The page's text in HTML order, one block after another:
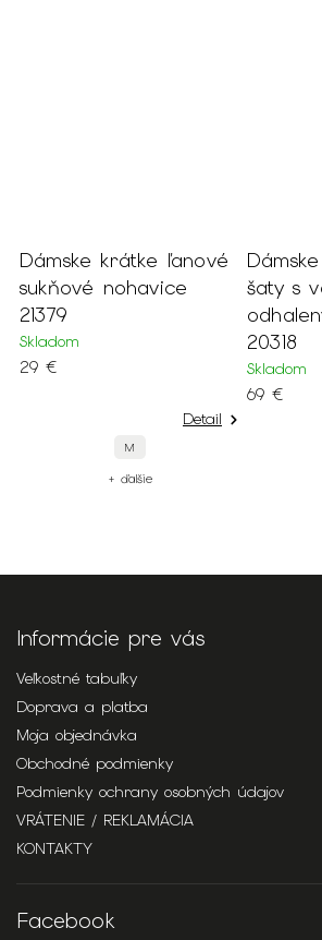
Dámske krátke ľanové
sukňové nohavice
21379
Skladom
29 €
Detail
M
+ ďalšie
šaty s
20318
Skladom
69 €
Informácie pre vás
Veľkostné tabuľky
Doprava a platba
Moja objednávka
Obchodné podmienky
Podmienky ochrany osobných údajov
VRÁTENIE / REKLAMÁCIA
KONTAKTY
Facebook